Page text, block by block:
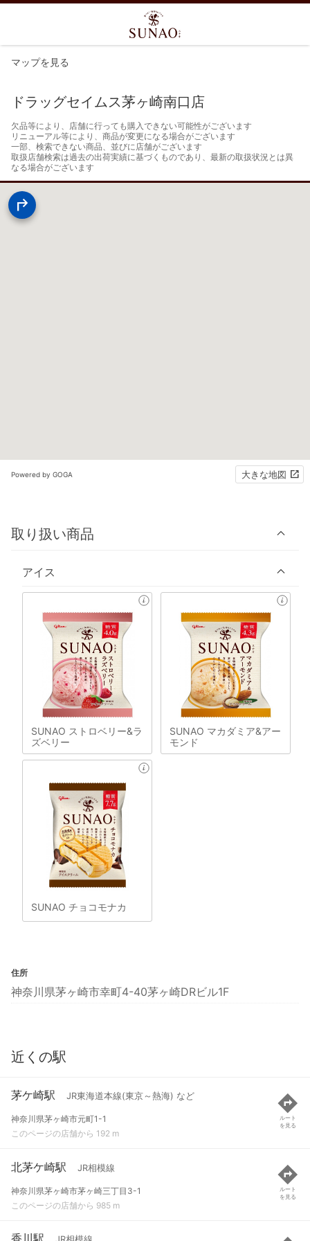
マップを見る
ドラッグセイムス茅ヶ崎南口店
欠品等により、店舗に行っても購入できない可能性がございます
リニューアル等により、商品が変更になる場合がございます
一部、検索できない商品、並びに店舗がございます
取扱店舗検索は過去の出荷実績に基づくものであり、最新の取扱状況とは異
なる場合がございます
Powered by GOGA 大きな地図
取り扱い商品
アイス
SUNAO ストロベリー&ラ
ズベリー
SUNAO マカダミア&アー
モンド
SUNAO チョコモナカ
住所
神奈川県茅ヶ崎市幸町4-40茅ヶ崎DRビル1F
近くの駅
茅ケ崎駅 JR東海道本線(東京～熱海) など
神奈川県茅ヶ崎市元町1-1
このページの店舗から 192 m
ルート
を見る
北茅ケ崎駅 JR相模線
神奈川県茅ヶ崎市茅ヶ崎三丁目3-1
このページの店舗から 985 m
ルート
を見る
香川駅